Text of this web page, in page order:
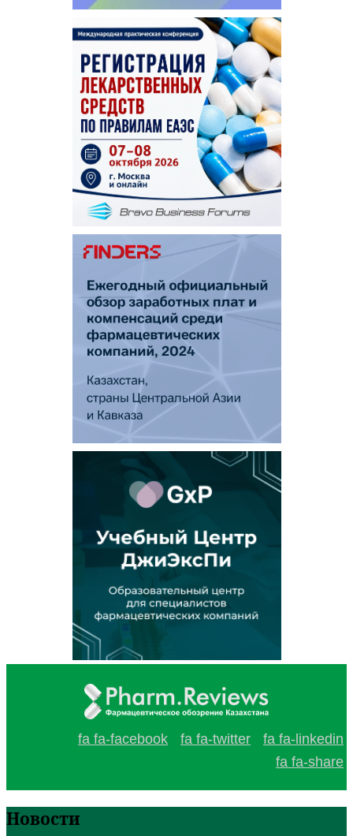
fa fa-facebook fa fa-twitter
fa fa-linkedin
fa fa-share
Новости